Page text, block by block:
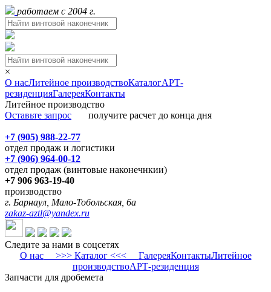
работаем с 2004 г.
×
О насЛитейное производствоКаталогАРТ-
резиденцияГалереяКонтакты
Литейное производство
Оставьте запрос получите расчет до конца дня
+7 (905) 988-22-77
отдел продаж и логистики
+7 (906) 964-00-12
отдел продаж (винтовые наконечнкии)
+7 906 963-19-40
производство
г. Барнаул, Мало-Тобольская, 6а
zakaz-aztl@yandex.ru
Следите за нами в соцсетях
О нас>>> Каталог <<< ГалереяКонтактыЛитейное
производствоАРТ-резиденция
Запчасти для дробемета